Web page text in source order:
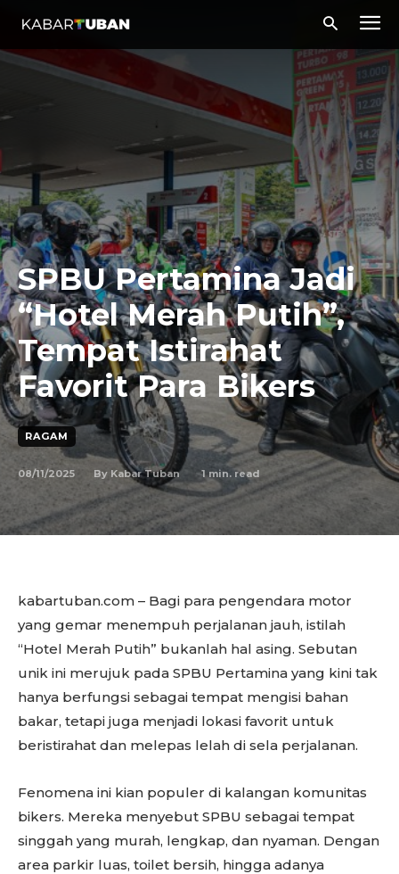
SPBU Pertamina Jadi
“Hotel Merah Putih”,
Tempat Istirahat
Favorit Para Bikers
RAGAM
08/11/2025 By Kabar Tuban 1 min. read
kabartuban.com – Bagi para pengendara motor
yang gemar menempuh perjalanan jauh, istilah
“Hotel Merah Putih” bukanlah hal asing. Sebutan
unik ini merujuk pada SPBU Pertamina yang kini tak
hanya berfungsi sebagai tempat mengisi bahan
bakar, tetapi juga menjadi lokasi favorit untuk
beristirahat dan melepas lelah di sela perjalanan.
Fenomena ini kian populer di kalangan komunitas
bikers. Mereka menyebut SPBU sebagai tempat
singgah yang murah, lengkap, dan nyaman. Dengan
area parkir luas, toilet bersih, hingga adanya